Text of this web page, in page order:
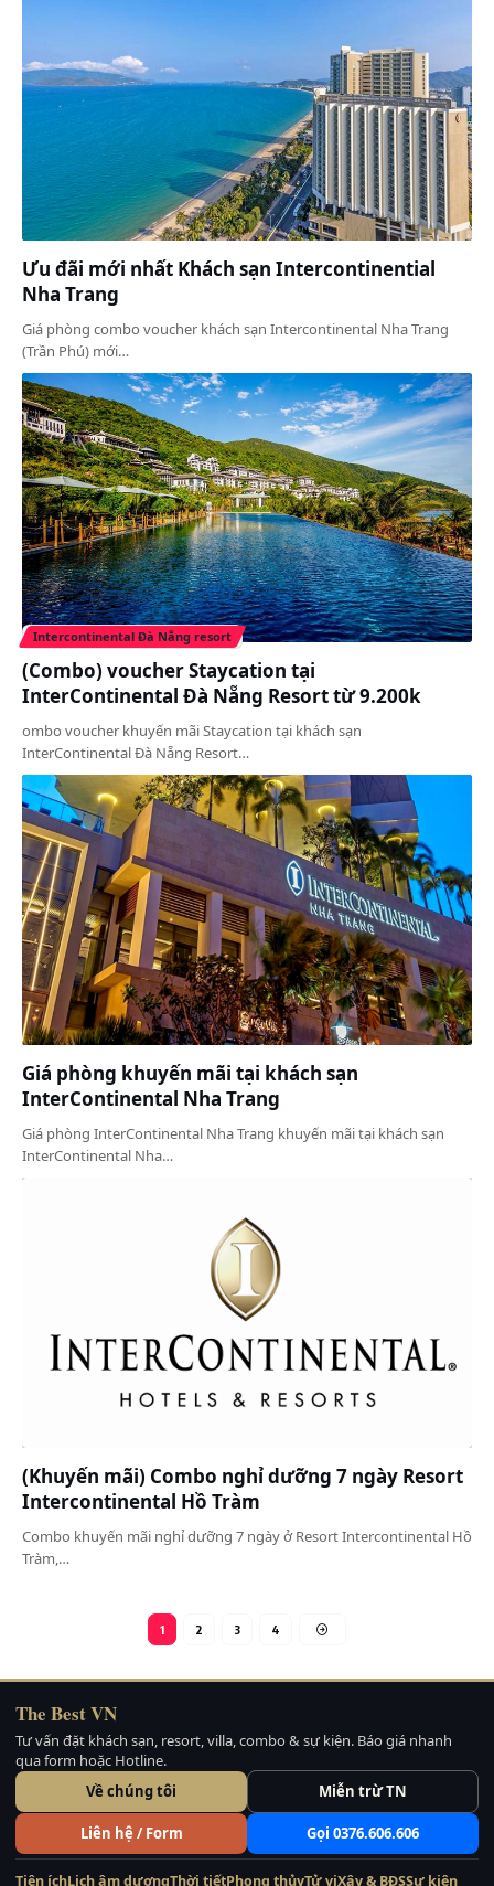
Ưu đãi mới nhất Khách sạn Intercontinential
Nha Trang
Giá phòng combo voucher khách sạn Intercontinental Nha Trang
(Trần Phú) mới…
Intercontinental Đà Nẵng resort
(Combo) voucher Staycation tại
InterContinental Đà Nẵng Resort từ 9.200k
ombo voucher khuyến mãi Staycation tại khách sạn
InterContinental Đà Nẵng Resort…
Giá phòng khuyến mãi tại khách sạn
InterContinental Nha Trang
Giá phòng InterContinental Nha Trang khuyến mãi tại khách sạn
InterContinental Nha…
(Khuyến mãi) Combo nghỉ dưỡng 7 ngày Resort
Intercontinental Hồ Tràm
Combo khuyến mãi nghỉ dưỡng 7 ngày ở Resort Intercontinental Hồ
Tràm,…
1 2 3 4
The Best VN
Tư vấn đặt khách sạn, resort, villa, combo & sự kiện. Báo giá nhanh
qua form hoặc Hotline.
Về chúng tôi
Miễn trừ TN
Liên hệ / Form Gọi 0376.606.606
Tiện íchLịch âm dươngThời tiếtPhong thủyTử viXây & BĐSSự kiện